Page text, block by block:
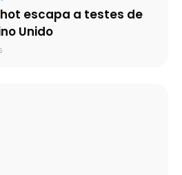
escapa a testes de
Unido